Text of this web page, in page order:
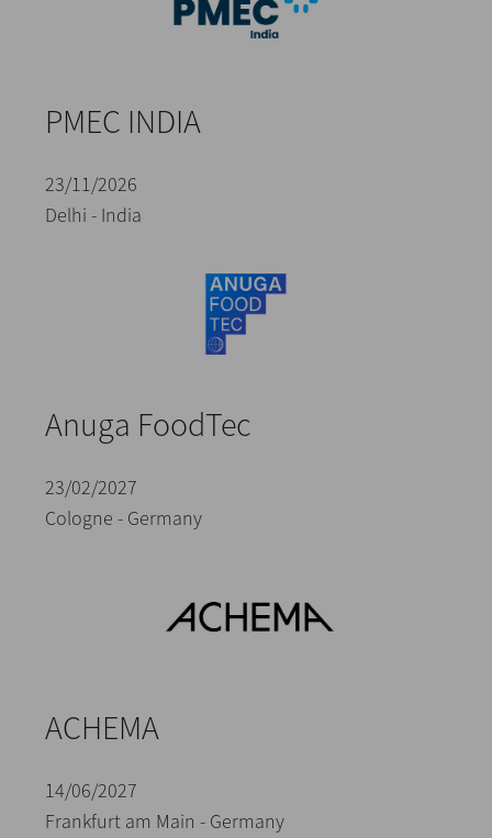
PMEC INDIA
23/11/2026
Delhi - India
Anuga FoodTec
23/02/2027
Cologne - Germany
ACHEMA
14/06/2027
Frankfurt am Main - Germany